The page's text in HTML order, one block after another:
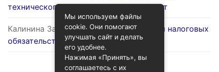
технического паспорта на жилой объект
Калинина Залинак записиОптимизация налоговых
обязательств через госуслуги
Мы используем файлы
cookie. Они помогают
улучшать сайт и делать
его удобнее.
Нажимая «Принять», вы
соглашаетесь с их